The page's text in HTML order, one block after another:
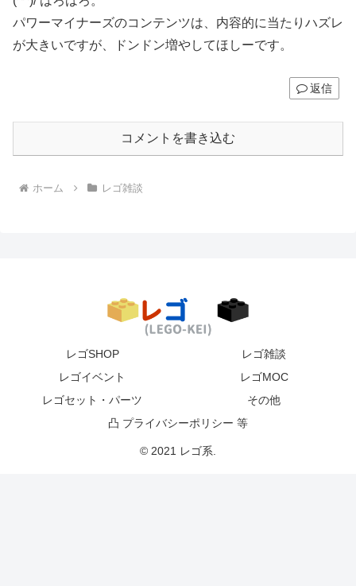
パワーマイナーズのコンテンツは、内容的に当たりハズレ
が大きいですが、ドンドン増やしてほしーです。
返信
コメントを書き込む
ホーム レゴ雑談
レゴSHOP
レゴ雑談
レゴイベント
レゴMOC
レゴセット・パーツ
その他
凸 プライバシーポリシー 等
© 2021 レゴ系.